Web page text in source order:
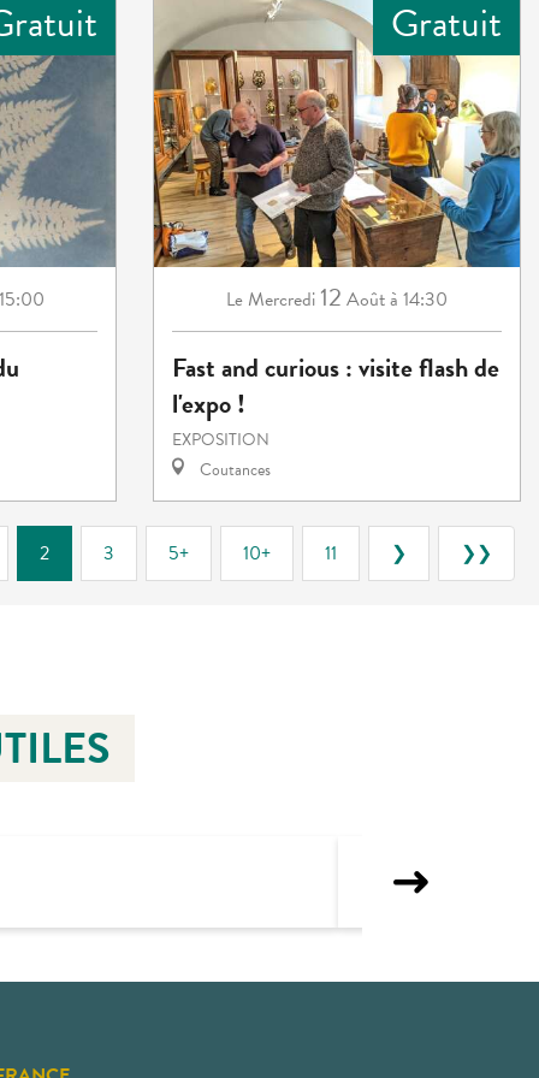
Gratuit
Le Mercredi 12 Aoûtà 14:30
Fast and curious : visite flash de
l'expo !
EXPOSITION
Coutances
2 3 5+ 10+ 11 ❯ ❯❯